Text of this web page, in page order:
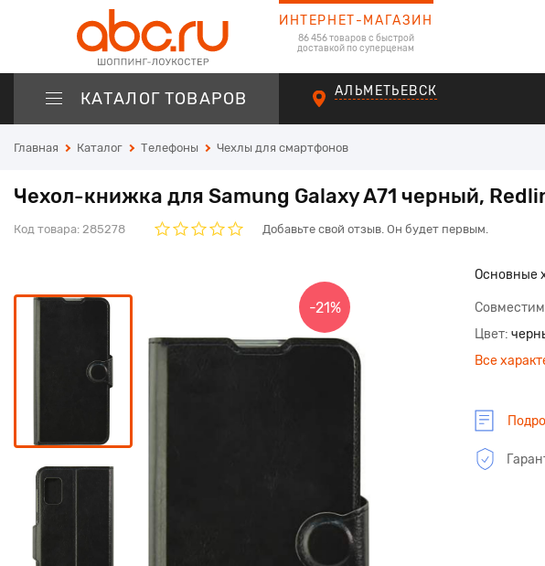
ИНТЕРНЕТ-МАГАЗИН
86 456 товаров с быстрой
доставкой по суперценам
КАТАЛОГ ТОВАРОВ АЛЬМЕТЬЕВСК
Главная Каталог Телефоны Чехлы для смартфонов
Чехол-книжка для Samung Galaxy A71 черный,
Код товара: 285278 Добавьте свой отзыв. Он будет первым.
-21%
Основные
Цвет
Все